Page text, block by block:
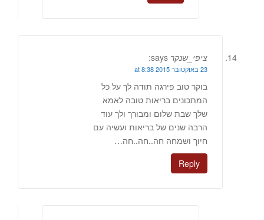
ציפי_שנקר says:
23 באוקטובר 2015 at 8:38
בוקר טוב פירגה תודה לך על כל
המתכונים בריאות טובה לאמא
שלך שבת שלום ומבורך ולך עוד
הרבה שנים של בריאות ועשיה עם
חיוך ושמחה חה..חה..חה…
Reply